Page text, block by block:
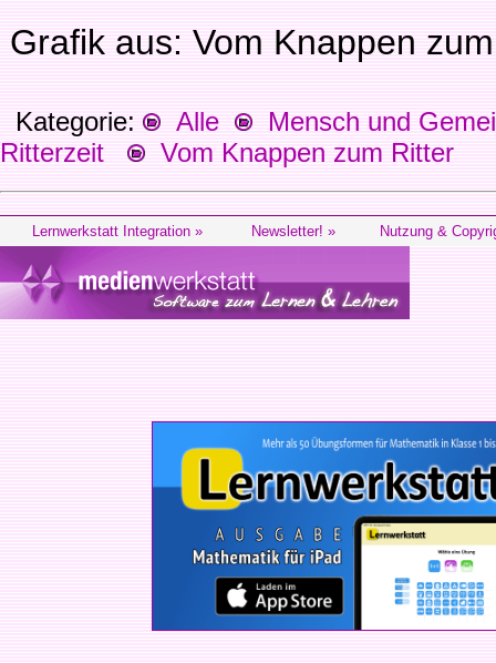
Grafik aus: Vom Knappen
Kategorie: Alle
Mensch und
Ritterzeit
Vom Knappen zum Ritter
Lernwerkstatt Integration » Newsletter! » Nutzung &